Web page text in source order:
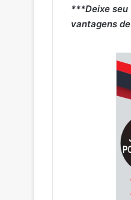
***Deixe seu
vantagens